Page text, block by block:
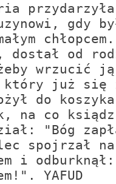
gdy
dostał od
wrzucić
który już się
do koszyka
na co ksiądz
"Bóg
spojrzał
i
YAFUD